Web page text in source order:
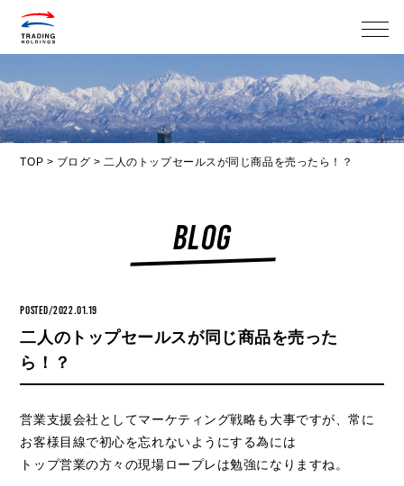
メニ
TOP > ブログ > 二人のトップセールスが同じ商品を売ったら！？
BLOG
POSTED/2022.01.19
二人のトップセールスが同じ商品を売った
ら！？
営業支援会社としてマーケティング戦略も大事ですが、常に
お客様目線で初心を忘れないようにする為には
トップ営業の方々の現場ロープレは勉強になりますね。